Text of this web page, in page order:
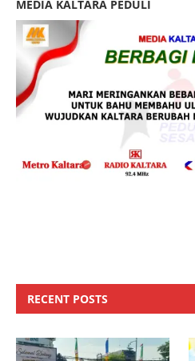
MEDIA KALTARA PEDULI
RECENT POSTS